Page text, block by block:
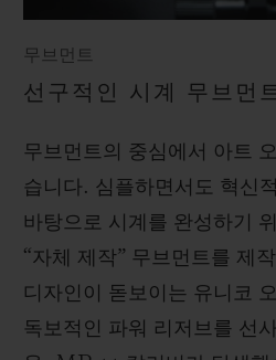
무브먼트
선구적인 시계 무브먼
무브먼트의 중심에서 아트
습니다. 심플하면서도 혁신
바탕으로 시계를 완성하기
“자체 제작” 무브먼트를 제
디자인이 돋보이는 유니코
독보적인 파워 리저브를 선